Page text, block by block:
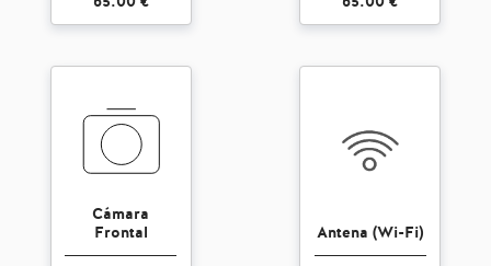
Cámara
Frontal
Antena (Wi-Fi)